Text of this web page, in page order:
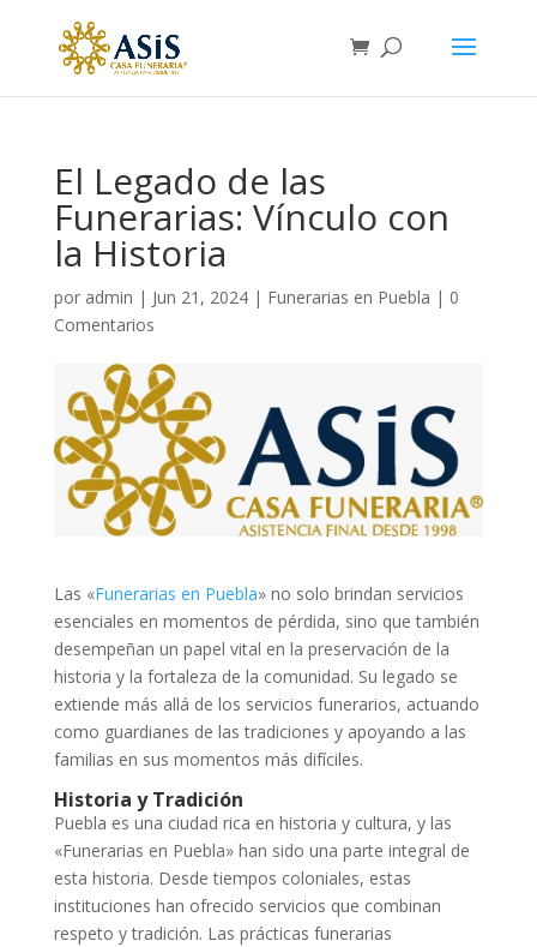
El Legado de las
Funerarias: Vínculo con
la Historia
por admin | Jun 21, 2024| Funerarias en Puebla | 0
Comentarios
Las «Funerarias en Puebla» no solo brindan servicios
esenciales en momentos de pérdida, sino que también
desempeñan un papel vital en la preservación de la
historia y la fortaleza de la comunidad. Su legado se
extiende más allá de los servicios funerarios, actuando
como guardianes de las tradiciones y apoyando a las
familias en sus momentos más difíciles.
Historia y Tradición
Puebla es una ciudad rica en historia y cultura, y las
«Funerarias en Puebla» han sido una parte integral de
esta historia. Desde tiempos coloniales, estas
instituciones han ofrecido servicios que combinan
respeto y tradición. Las prácticas funerarias